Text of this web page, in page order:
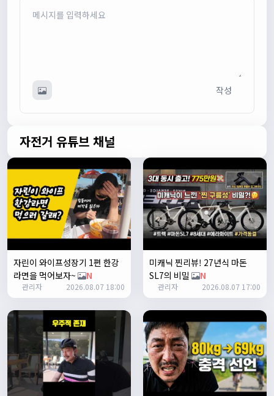
안녕하세요 :) 템플릿이 그대로 노출되는것같습니다. 저희가
이름/휴대폰 번호는 이벤트에 활용될수 있다는 항목을 추가
해야하고 이에 동의한다는 체크박스내용이 필요할것같습니
실시간 채팅 테스트
1
쏭박17:23:35
2
쏭박17:23:38
테스트 2
쏭박17:23:41
테스트 테스트
쏭박17:24:16
작성
자전거 유튜브 채널
자린이 와이프성장기 1편 한강
라면을 먹어보자~
N
관리자 2026.08.07 18:00
미캐닉 찐리뷰! 27년식 마돈
SL7의 비밀
N
관리자 2026.08.07 17:00